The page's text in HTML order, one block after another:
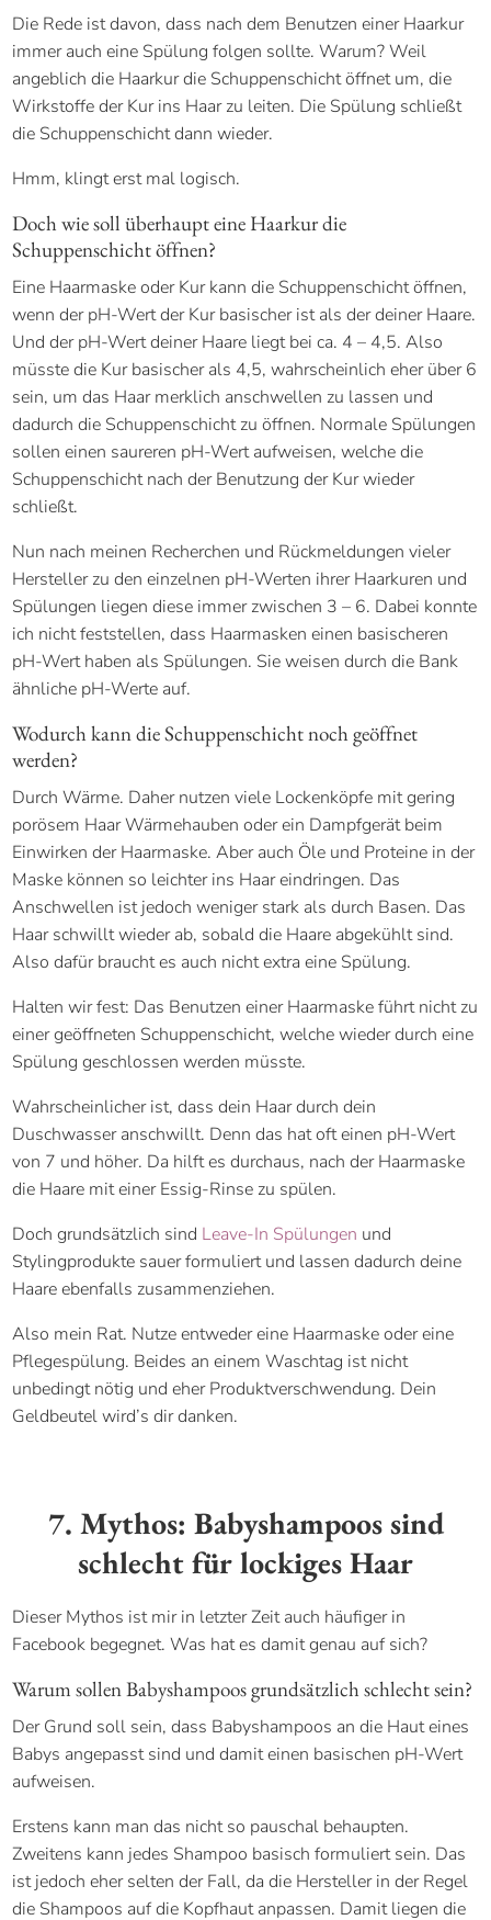
Die Rede ist davon, dass nach dem Benutzen einer Haarkur
immer auch eine Spülung folgen sollte. Warum? Weil
angeblich die Haarkur die Schuppenschicht öffnet um, die
Wirkstoffe der Kur ins Haar zu leiten. Die Spülung schließt
die Schuppenschicht dann wieder.
Hmm, klingt erst mal logisch.
Doch wie soll überhaupt eine Haarkur die
Schuppenschicht öffnen?
Eine Haarmaske oder Kur kann die Schuppenschicht öffnen,
wenn der pH-Wert der Kur basischer ist als der deiner Haare.
Und der pH-Wert deiner Haare liegt bei ca. 4 – 4,5. Also
müsste die Kur basischer als 4,5, wahrscheinlich eher über 6
sein, um das Haar merklich anschwellen zu lassen und
dadurch die Schuppenschicht zu öffnen. Normale Spülungen
sollen einen saureren pH-Wert aufweisen, welche die
Schuppenschicht nach der Benutzung der Kur wieder
schließt.
Nun nach meinen Recherchen und Rückmeldungen vieler
Hersteller zu den einzelnen pH-Werten ihrer Haarkuren und
Spülungen liegen diese immer zwischen 3 – 6. Dabei konnte
ich nicht feststellen, dass Haarmasken einen basischeren
pH-Wert haben als Spülungen. Sie weisen durch die Bank
ähnliche pH-Werte auf.
Wodurch kann die Schuppenschicht noch geöffnet
werden?
Durch Wärme. Daher nutzen viele Lockenköpfe mit gering
porösem Haar Wärmehauben oder ein Dampfgerät beim
Einwirken der Haarmaske. Aber auch Öle und Proteine in der
Maske können so leichter ins Haar eindringen. Das
Anschwellen ist jedoch weniger stark als durch Basen. Das
Haar schwillt wieder ab, sobald die Haare abgekühlt sind.
Also dafür braucht es auch nicht extra eine Spülung.
Halten wir fest: Das Benutzen einer Haarmaske führt nicht zu
einer geöffneten Schuppenschicht, welche wieder durch eine
Spülung geschlossen werden müsste.
Wahrscheinlicher ist, dass dein Haar durch dein
Duschwasser anschwillt. Denn das hat oft einen pH-Wert
von 7 und höher. Da hilft es durchaus, nach der Haarmaske
die Haare mit einer Essig-Rinse zu spülen.
Doch grundsätzlich sind Leave-In Spülungen und
Stylingprodukte sauer formuliert und lassen dadurch deine
Haare ebenfalls zusammenziehen.
Also mein Rat. Nutze entweder eine Haarmaske oder eine
Pflegespülung. Beides an einem Waschtag ist nicht
unbedingt nötig und eher Produktverschwendung. Dein
Geldbeutel wird’s dir danken.
7. Mythos: Babyshampoos sind
schlecht für lockiges Haar
Dieser Mythos ist mir in letzter Zeit auch häufiger in
Facebook begegnet. Was hat es damit genau auf sich?
Warum sollen Babyshampoos grundsätzlich schlecht sein?
Der Grund soll sein, dass Babyshampoos an die Haut eines
Babys angepasst sind und damit einen basischen pH-Wert
aufweisen.
Erstens kann man das nicht so pauschal behaupten.
Zweitens kann jedes Shampoo basisch formuliert sein. Das
ist jedoch eher selten der Fall, da die Hersteller in der Regel
die Shampoos auf die Kopfhaut anpassen. Damit liegen die